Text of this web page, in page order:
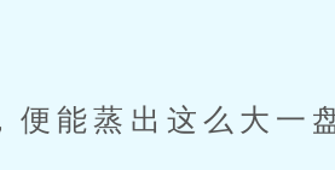
蒸出这么大一盘